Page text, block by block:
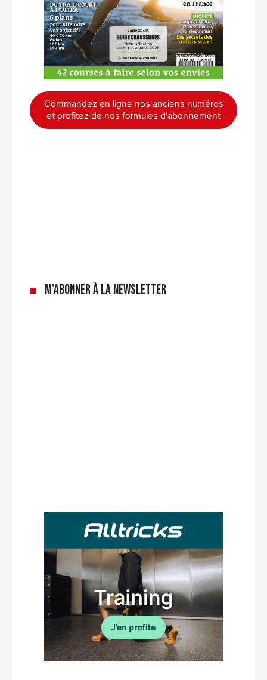
Commandez en ligne nos anciens numéros
et profitez de nos formules d'abonnement
M’abonner à la newsletter
×